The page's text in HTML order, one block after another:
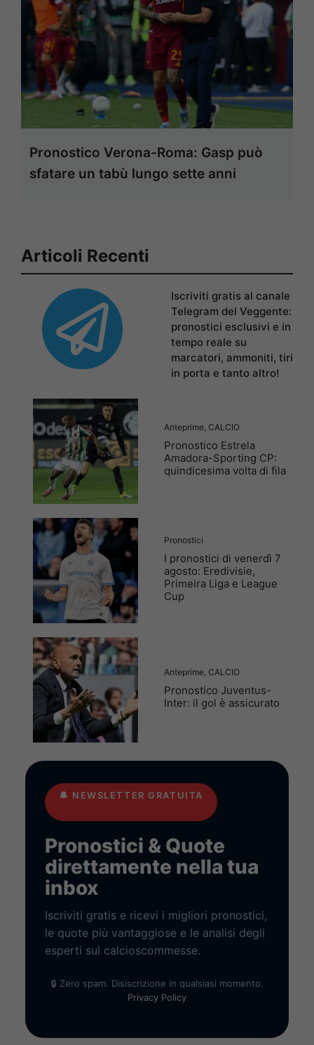
Pronostico Verona-Roma: Gasp può
sfatare un tabù lungo sette anni
Articoli Recenti
Iscriviti gratis al canale
Telegram del Veggente:
pronostici esclusivi e in
tempo reale su
marcatori, ammoniti, tiri
in porta e tanto altro!
Anteprime, CALCIO
Pronostico Estrela
Amadora-Sporting CP:
quindicesima volta di fila
Pronostici
I pronostici di venerdì 7
agosto: Eredivisie,
Primeira Liga e League
Cup
Anteprime, CALCIO
Pronostico Juventus-
Inter: il gol è assicurato
🔔 NEWSLETTER GRATUITA
Pronostici & Quote
direttamente nella tua
inbox
Iscriviti gratis e ricevi i migliori pronostici,
le quote più vantaggiose e le analisi degli
esperti sul calcioscommesse.
🔒 Zero spam. Disiscrizione in qualsiasi momento.
Privacy Policy